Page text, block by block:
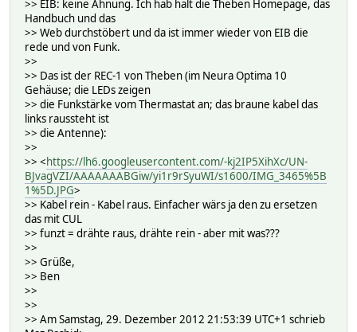
>> EIB: keine Ahnung. Ich hab halt die Theben Homepage, das
Handbuch und das
>> Web durchstöbert und da ist immer wieder von EIB die
rede und von Funk.
>>
>> Das ist der REC-1 von Theben (im Neura Optima 10
Gehäuse; die LEDs zeigen
>> die Funkstärke vom Thermastat an; das braune kabel das
links raussteht ist
>> die Antenne):
>>
>> <https://lh6.googleusercontent.com/-kj2IP5XihXc/UN-
BJvagVZI/AAAAAAABGiw/yi1r9rSyuWI/s1600/IMG_3465%5B
1%5D.JPG>
>> Kabel rein - Kabel raus. Einfacher wärs ja den zu ersetzen
das mit CUL
>> funzt = drähte raus, drähte rein - aber mit was???
>>
>> Grüße,
>> Ben
>>
>>
>> Am Samstag, 29. Dezember 2012 21:53:39 UTC+1 schrieb